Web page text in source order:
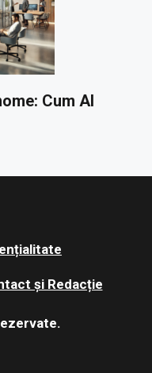
Cum AI
și Redacție